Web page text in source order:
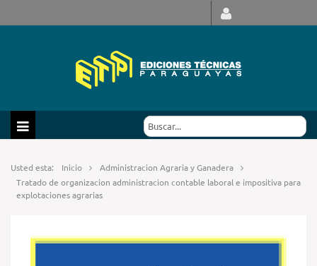
Usted esta: Inicio
Administracion Agraria y Ganadera
Tratado de organizacion administracion contable laboral e impositiva para
explotaciones agrarias